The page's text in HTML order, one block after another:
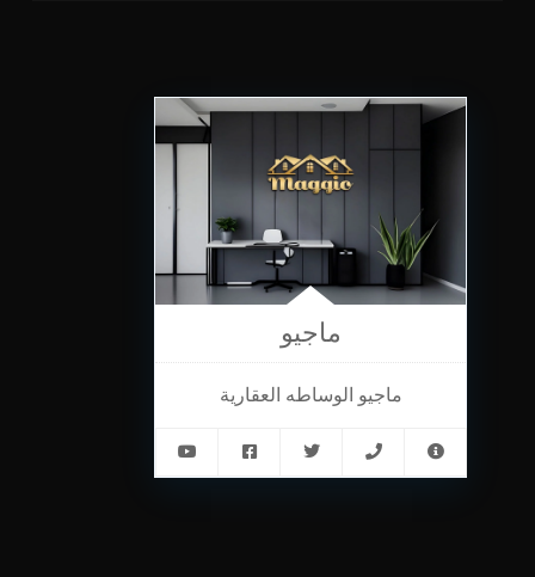
ماجيو
ماجيو الوساطه العقارية